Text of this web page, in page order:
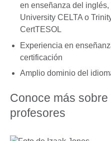
en enseñanza del
University CELTA o
CertTESOL
Experiencia en
certificación
Amplio dominio del
Conoce más
profesores